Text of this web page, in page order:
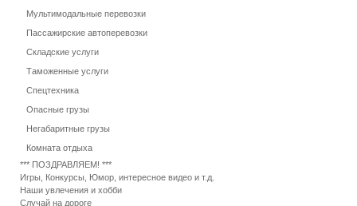
Мультимодальные перевозки
Пассажирские автоперевозки
Складские услуги
Таможенные услуги
Спецтехника
Опасные грузы
Негабаритные грузы
Комната отдыха
*** ПОЗДРАВЛЯЕМ! ***
Игры, Конкурсы, Юмор, интересное видео и т.д.
Наши увлечения и хобби
Случай на дороге